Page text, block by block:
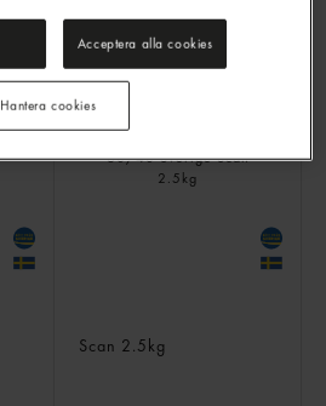
LOGGA IN
Scan 2.5kg
Acceptera alla cookies
Hantera cookies